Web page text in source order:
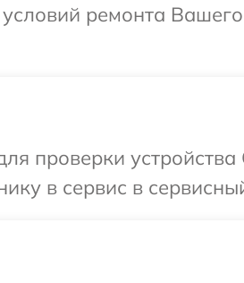
ремонта Вашего
проверки устройства
в сервис в